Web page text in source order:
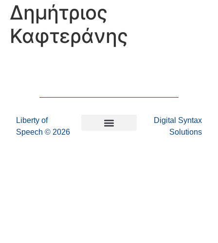
Δημήτριος
Καφτεράνης
Liberty of
Speech © 2026
Digital Syntax
Solutions